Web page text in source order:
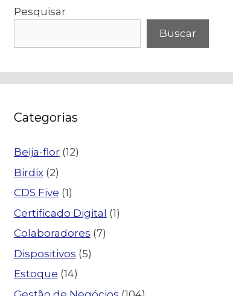
Pesquisar
Buscar
Categorias
Beija-flor(12)
Birdix(2)
CDS Five (1)
Certificado Digital (1)
Colaboradores (7)
Dispositivos (5)
Estoque (14)